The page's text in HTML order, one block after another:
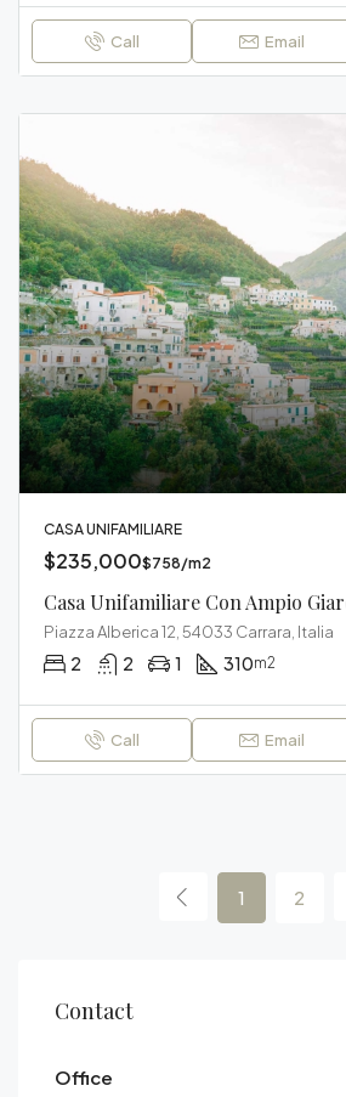
Call Email
CASA UNIFAMILIARE
$235,000$758/m2
Casa Unifamiliare Con Ampio
Piazza Alberica 12, 54033 Carrara, Italia
2 2 1 310m2
Call Email
1 2
Contact
Office